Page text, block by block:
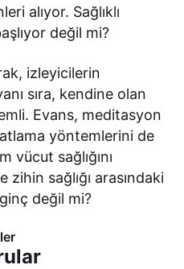
alıyor. Sağlıklı
değil mi?
izleyicilerin
sıra, kendine olan
Evans, meditasyon
yöntemlerini de
vücut sağlığını
sağlığı arasındaki
değil mi?